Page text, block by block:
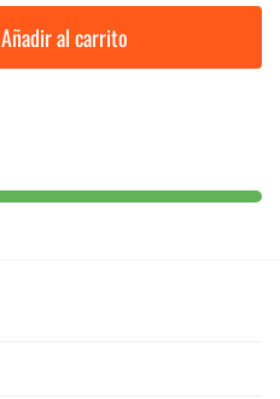
Añadir al carrito